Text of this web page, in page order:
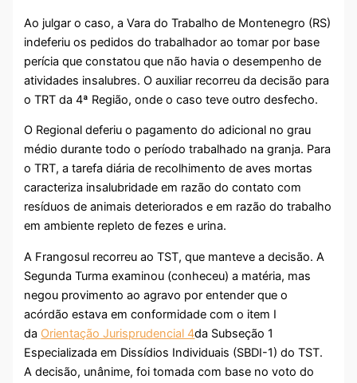
Ao julgar o caso, a Vara do Trabalho de Montenegro (RS)
indeferiu os pedidos do trabalhador ao tomar por base
perícia que constatou que não havia o desempenho de
atividades insalubres. O auxiliar recorreu da decisão para
o TRT da 4ª Região, onde o caso teve outro desfecho.
O Regional deferiu o pagamento do adicional no grau
médio durante todo o período trabalhado na granja. Para
o TRT, a tarefa diária de recolhimento de aves mortas
caracteriza insalubridade em razão do contato com
resíduos de animais deteriorados e em razão do trabalho
em ambiente repleto de fezes e urina.
A Frangosul recorreu ao TST, que manteve a decisão. A
Segunda Turma examinou (conheceu) a matéria, mas
negou provimento ao agravo por entender que o
acórdão estava em conformidade com o item I
da Orientação Jurisprudencial 4da Subseção 1
Especializada em Dissídios Individuais (SBDI-1) do TST.
A decisão, unânime, foi tomada com base no voto do